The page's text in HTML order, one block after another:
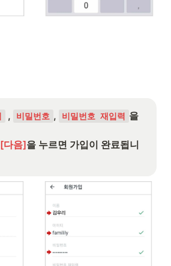
, 비밀번호 , 비밀번호 재입력
을
[다음]을 누르면 가입이 완료됩니